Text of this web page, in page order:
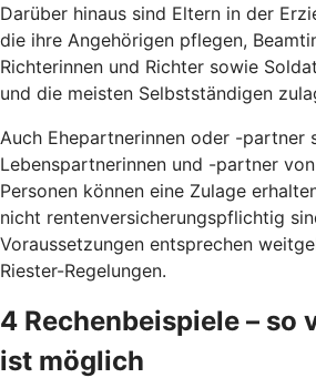
Darüber hinaus sind Eltern in der
die ihre Angehörigen pflegen,
Richterinnen und Richter sowie
und die meisten Selbstständigen
Auch Ehepartnerinnen oder -partner
Lebenspartnerinnen und -partner
Personen können eine Zulage
nicht rentenversicherungspflichtig
Voraussetzungen entsprechen
Riester-Regelungen.
4 Rechenbeispiele – so
ist möglich